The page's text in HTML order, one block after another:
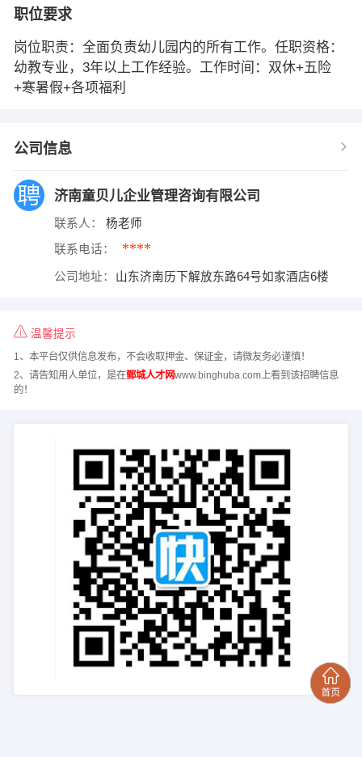
职位要求
岗位职责：全面负责幼儿园内的所有工作。任职资格：
幼教专业，3年以上工作经验。工作时间：双休+五险
+寒暑假+各项福利
公司信息
济南童贝儿企业管理咨询有限公司
联系人： 杨老师
联系电话： ****
公司地址： 山东济南历下解放东路64号如家酒店6楼
温馨提示
1、本平台仅供信息发布，不会收取押金、保证金，请微友务必谨慎！
2、请告知用人单位，是在鄄城人才网www.binghuba.com上看到该招聘信息
的！